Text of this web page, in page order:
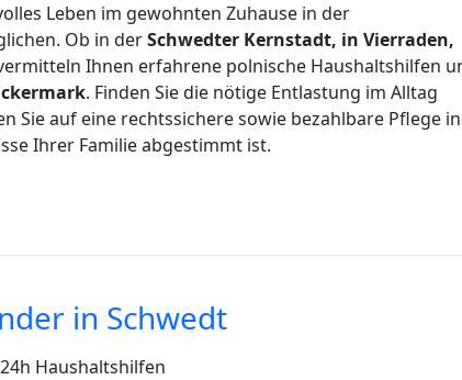
Leben im gewohnten Zuhause in der
Ob in derSchwedter Kernstadt, in Vierraden,
Ihnen erfahrene polnische Haushaltshilfen
. Finden Sie die nötige Entlastung im Alltag
Sie auf eine rechtssichere sowie bezahlbare Pflege in
Ihrer Familie abgestimmt ist.
in Schwedt
Haushaltshilfen